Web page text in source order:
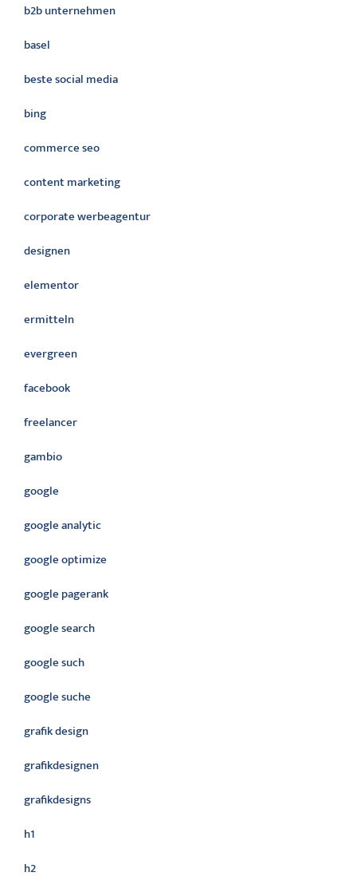
b2b unternehmen
basel
beste social media
bing
commerce seo
content marketing
corporate werbeagentur
designen
elementor
ermitteln
evergreen
facebook
freelancer
gambio
google
google analytic
google optimize
google pagerank
google search
google such
google suche
grafik design
grafikdesignen
grafikdesigns
h1
h2